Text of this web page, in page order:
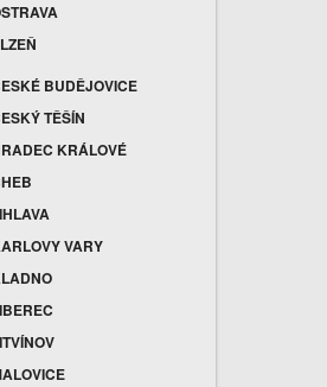
BUDĚJOVICE
TĚŠÍN
KRÁLOVÉ
VARY